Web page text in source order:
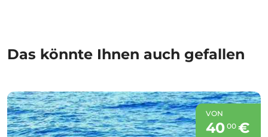
Das könnte Ihnen auch gefallen
VON
40 00€